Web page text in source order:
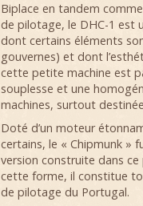
Biplace en tandem
de pilotage, le DHC-1 est
dont certains éléments
gouvernes) et dont
cette petite machine est
souplesse et une
machines, surtout
Doté d’un moteur
certains, le « Chipmunk »
version construite dans
cette forme, il constitue
de pilotage du Portugal.